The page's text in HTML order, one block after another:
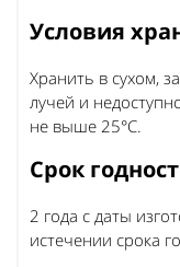
Условия
Хранить в сухом,
лучей и
не выше 25°С.
Срок
2 года с даты
истечении срока